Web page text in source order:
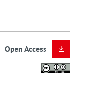
Open Access